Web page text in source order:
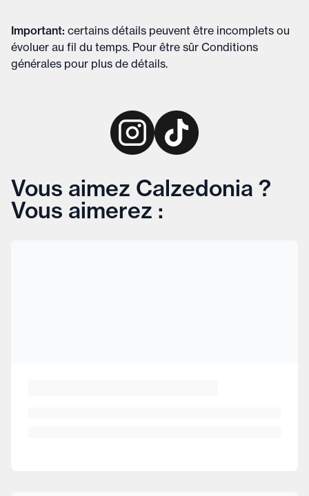
Important: certains détails peuvent être incomplets ou
évoluer au fil du temps. Pour être sûr Conditions
générales pour plus de détails.
Vous aimez Calzedonia ?
Vous aimerez :